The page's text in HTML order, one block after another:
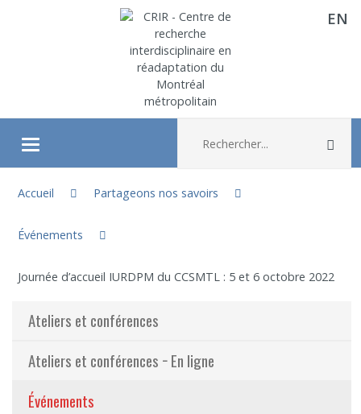
Aller directement au contenu EN
Ouvrir/fermer le menu
À propos
Recherche
Membres
Étudiants
Accueil
Partageons nos savoirs
Événements
Journée d’accueil IURDPM du CCSMTL : 5 et 6 octobre 2022
Ateliers et conférences
Ateliers et conférences − En ligne
Événements